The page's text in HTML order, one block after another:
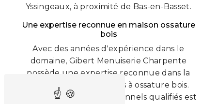
Yssingeaux, à proximité de Bas-en-Basset.
Une expertise reconnue en maison ossature
bois
Avec des années d'expérience dans le
domaine, Gibert Menuiserie Charpente
possède une expertise reconnue dans la
construction de maisons à ossature bois.
Notre équipe de professionnels qualifiés est